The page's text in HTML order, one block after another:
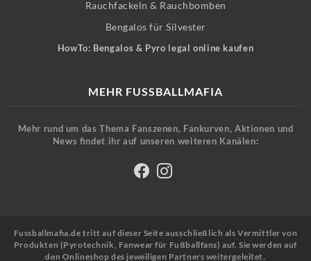
Rauchfackeln & Rauchbomben
Bengalos für Silvester
HowTo: Bengalos & Pyro legal online kaufen
MEHR FUSSBALLMAFIA
Mehr rund um das Thema Fanszenen, Fankurven, Aktionen und
News findet ihr auf unseren weiteren Kanälen:
Fussballmafia.de tritt auf dieser Seite ausschließlich als Vermittler von
Produkten (Pyrotechnik, Fanwear für Fußballfans) auf. Sie werden auf
den Onlineshop des jeweiligen Partners weitergeleitet.